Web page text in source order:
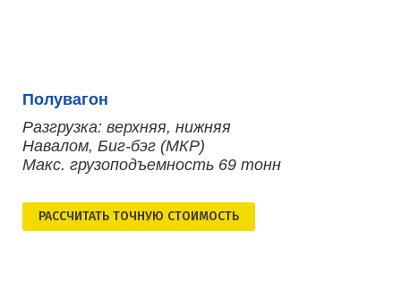
Полувагон
Разгрузка: верхняя, нижняя
Навалом, Биг-бэг (МКР)
Макс. грузоподъемность 69 тонн
РАСCЧИТАТЬ ТОЧНУЮ СТОИМОСТЬ